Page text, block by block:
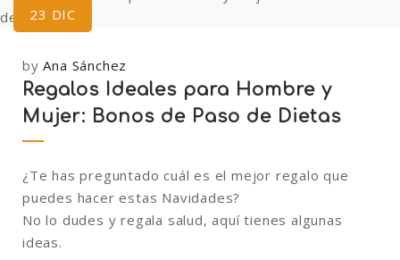
23 DIC
byAna Sánchez
Regalos Ideales para Hombre y
Mujer: Bonos de Paso de Dietas
¿Te has preguntado cuál es el mejor regalo que
puedes hacer estas Navidades?
No lo dudes y regala salud, aquí tienes algunas
ideas.